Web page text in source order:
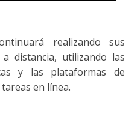
realizando sus
distancia, utilizando las
y las plataformas de
en línea.